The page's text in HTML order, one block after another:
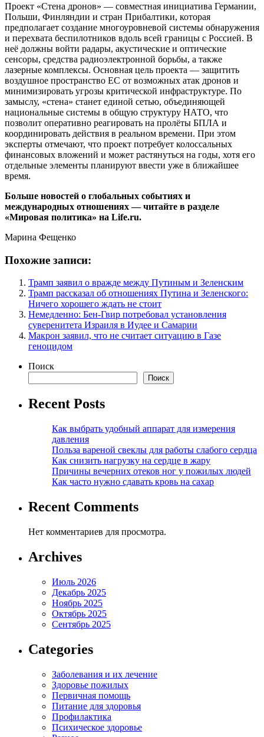
Проект «Стена дронов» — совместная инициатива Германии,
Польши, Финляндии и стран Прибалтики, которая
предполагает создание многоуровневой системы обнаружения
и перехвата беспилотников вдоль всей границы с Россией. В
неё должны войти радары, акустические и оптические
сенсоры, средства радиоэлектронной борьбы, а также
лазерные комплексы. Основная цель проекта — защитить
воздушное пространство ЕС от возможных атак дронов и
минимизировать угрозы критической инфраструктуре. По
замыслу, «стена» станет единой сетью, объединяющей
национальные системы в общую структуру НАТО, что
позволит оперативно реагировать на пролёты БПЛА и
координировать действия в реальном времени. При этом
эксперты отмечают, что проект потребует колоссальных
финансовых вложений и может растянуться на годы, хотя его
отдельные элементы планируют ввести уже в ближайшее
время.
Больше новостей о глобальных событиях и
международных отношениях — читайте в разделе
«Мировая политика» на Life.ru.
Марина Фещенко
Похожие записи:
Трамп заявил о вражде между Путиным и Зеленским
Трамп рассказал об отношениях Путина и Зеленского:
Ничего хорошего ждать не стоит
Немедленно: Бен-Гвир потребовал установления
суверенитета Израиля в Иудее и Самарии
Макрон заявил, что не считает ситуацию в Газе
геноцидом
Поиск
Поиск
Recent Posts
Как выбрать удобный аппарат для измерения
давления
Польза вареной свеклы для работы слабого сердца
Как снизить нагрузку на сердце в жару
Причины вечерних отеков ног у пожилых людей
Как часто нужно сдавать кровь на сахар
Recent Comments
Нет комментариев для просмотра.
Archives
Июль 2026
Декабрь 2025
Ноябрь 2025
Октябрь 2025
Сентябрь 2025
Categories
Заболевания и их лечение
Здоровье пожилых
Первичная помощь
Питание для здоровья
Профилактика
Психическое здоровье